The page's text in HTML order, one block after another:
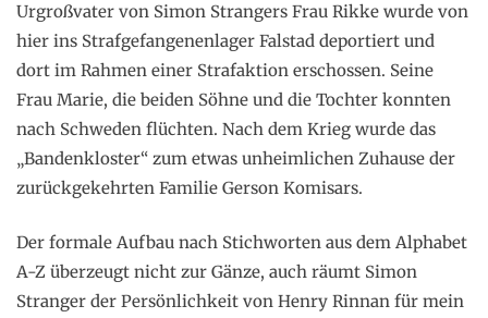
Urgroßvater von Simon Strangers Frau Rikke wurde von
hier ins Strafgefangenenlager Falstad deportiert und
dort im Rahmen einer Strafaktion erschossen. Seine
Frau Marie, die beiden Söhne und die Tochter konnten
nach Schweden flüchten. Nach dem Krieg wurde das
„Bandenkloster“ zum etwas unheimlichen Zuhause der
zurückgekehrten Familie Gerson Komisars.
Der formale Aufbau nach Stichworten aus dem Alphabet
A-Z überzeugt nicht zur Gänze, auch räumt Simon
Stranger der Persönlichkeit von Henry Rinnan für mein